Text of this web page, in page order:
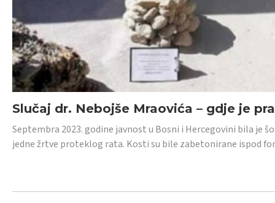
Slučaj dr. Nebojše Mraovića – gdje je
Septembra 2023. godine javnost u Bosni i Hercegovini bila je
jedne žrtve proteklog rata. Kosti su bile zabetonirane ispod